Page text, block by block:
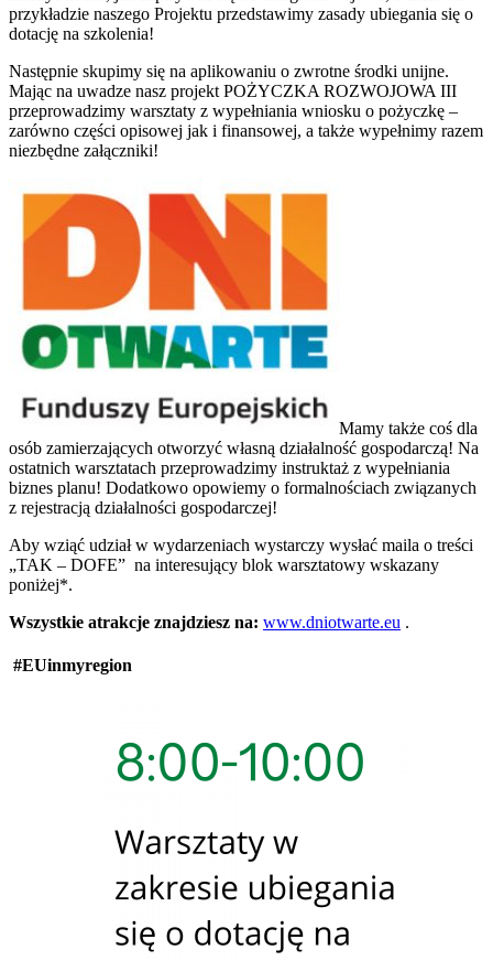
przykładzie naszego Projektu przedstawimy zasady ubiegania się o
dotację na szkolenia!
Następnie skupimy się na aplikowaniu o zwrotne środki unijne.
Mając na uwadze nasz projekt POŻYCZKA ROZWOJOWA III
przeprowadzimy warsztaty z wypełniania wniosku o pożyczkę –
zarówno części opisowej jak i finansowej, a także wypełnimy razem
niezbędne załączniki!
Mamy także coś dla
osób zamierzających otworzyć własną działalność gospodarczą! Na
ostatnich warsztatach przeprowadzimy instruktaż z wypełniania
biznes planu! Dodatkowo opowiemy o formalnościach związanych
z rejestracją działalności gospodarczej!
Aby wziąć udział w wydarzeniach wystarczy wysłać maila o treści
„TAK – DOFE” na interesujący blok warsztatowy wskazany
poniżej*.
Wszystkie atrakcje znajdziesz na: www.dniotwarte.eu .
#EUinmyregion